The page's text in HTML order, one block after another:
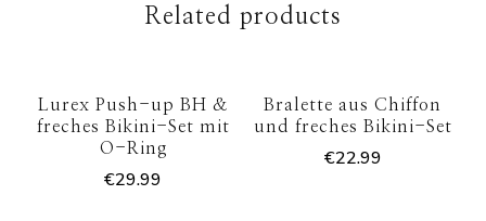
Related products
Lurex Push-up BH &
freches Bikini-Set mit
O-Ring
€29.99
Bralette aus Chiffon
und freches Bikini-Set
€22.99